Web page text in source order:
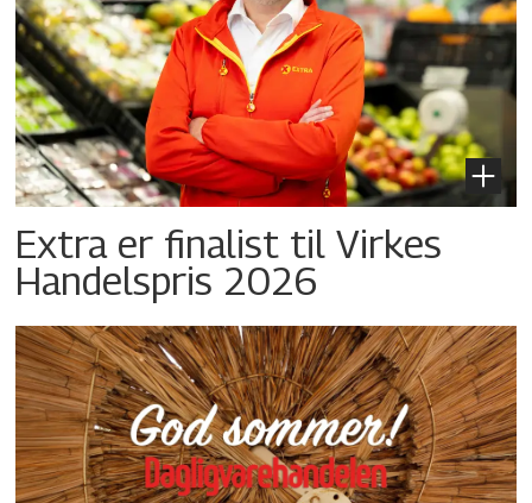
Extra er finalist til Virkes
Handelspris 2026